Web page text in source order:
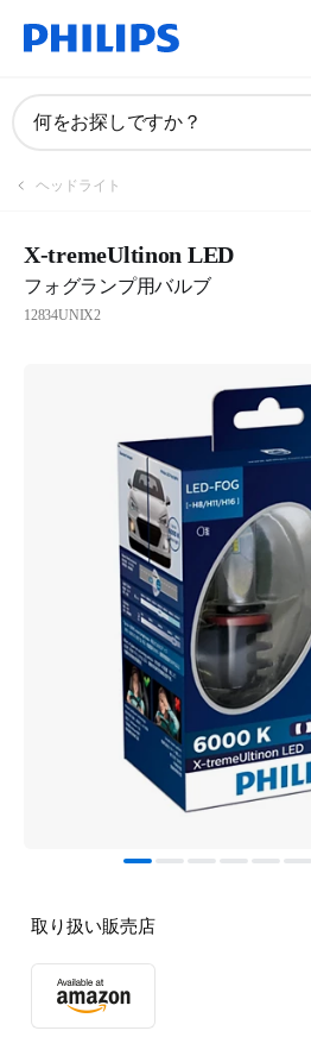
何をお探しですか？
ヘッドライト
X-tremeUltinon LED
フォグランプ用バルブ
12834UNIX2
取り扱い販売店